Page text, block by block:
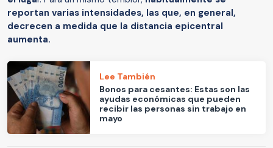
reportan varias intensidades, las que, en general,
decrecen a medida que la distancia epicentral
aumenta.
Lee También
Bonos para cesantes: Estas son las
ayudas económicas que pueden
recibir las personas sin trabajo en
mayo